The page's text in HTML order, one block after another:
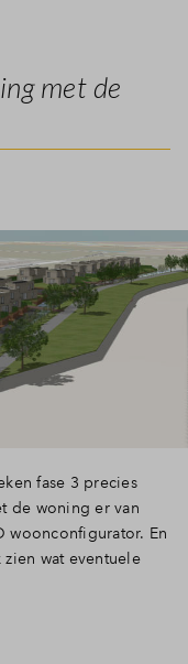
met de
fase 3 precies
de woning er van
woonconfigurator. En
wat eventuele